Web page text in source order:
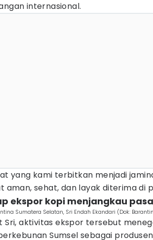
internasional.
yang kami terbitkan menjadi
aman, sehat, dan layak diterima di
ekspor kopi menjangkau
Sumatera Selatan, Sri Endah Ekandari (Dok:
Sri, aktivitas ekspor tersebut
Sumsel sebagai